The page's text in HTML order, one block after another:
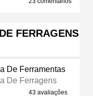
FERRAGENS
De Ferramentas
De Ferragens
43 avaliações